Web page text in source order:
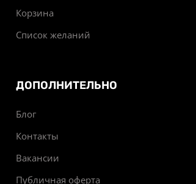
Корзина
Список желаний
ДОПОЛНИТЕЛЬНО
Блог
Контакты
Вакансии
Публичная оферта